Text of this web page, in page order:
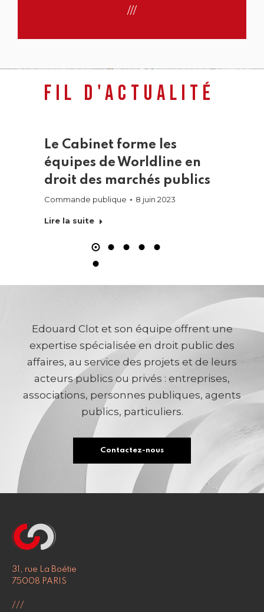
///
Fil d'actualité
Le Cabinet forme les
équipes de Worldline en
droit des marchés publics
Commande publique 8 juin 2023
Lire la suite
Edouard Clot et son équipe offrent une
expertise spécialisée en droit public des
affaires, au service des projets et de leurs
acteurs publics ou privés : entreprises,
associations, personnes publiques, agents
publics, particuliers.
Contactez-nous
31, rue La Boétie
75008 PARIS
///